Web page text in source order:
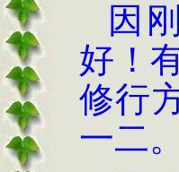
因
好！
修行
一二。